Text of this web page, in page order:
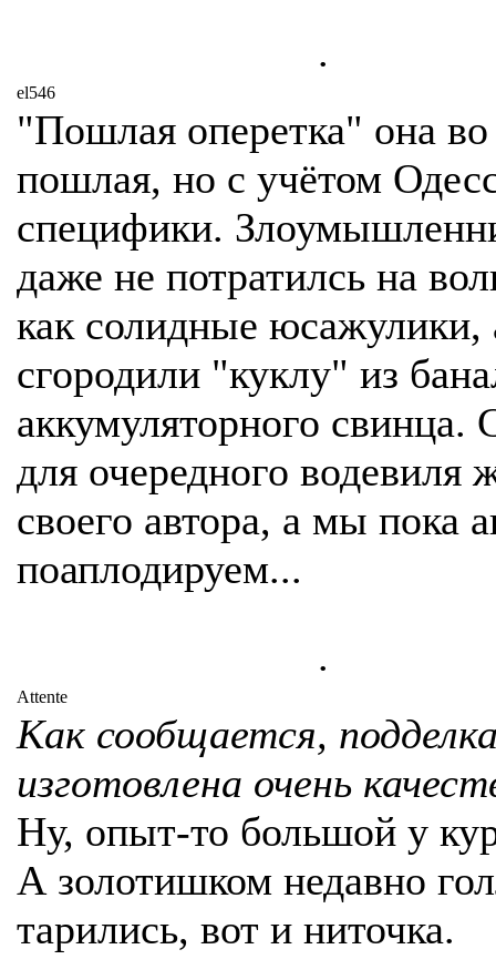
.
el546
"Пошлая оперетка" она
пошлая, но с учётом
специфики.
даже не потратилсь на
как солидные юсажулики,
сгородили "куклу" из
аккумуляторного свинца.
для очередного водевиля
своего автора, а мы пока
поаплодируем...
.
Attente
Как сообщается,
изготовлена очень
Ну, опыт-то большой у
А золотишком недавно
тарились, вот и ниточка.